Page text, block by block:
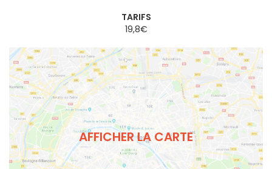
TARIFS
19,8€
AFFICHER LA CARTE